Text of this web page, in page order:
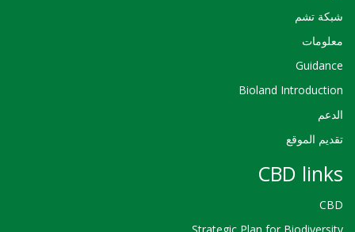
شبكة تشم
معلومات
Guidance
Bioland Introduction
الدعم
تقديم الموقع
CBD links
CBD